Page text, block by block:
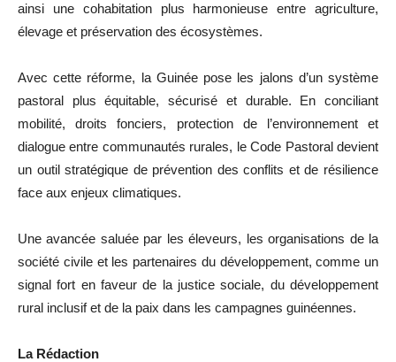
ainsi une cohabitation plus harmonieuse entre agriculture,
élevage et préservation des écosystèmes.
Avec cette réforme, la Guinée pose les jalons d’un système
pastoral plus équitable, sécurisé et durable. En conciliant
mobilité, droits fonciers, protection de l’environnement et
dialogue entre communautés rurales, le Code Pastoral devient
un outil stratégique de prévention des conflits et de résilience
face aux enjeux climatiques.
Une avancée saluée par les éleveurs, les organisations de la
société civile et les partenaires du développement, comme un
signal fort en faveur de la justice sociale, du développement
rural inclusif et de la paix dans les campagnes guinéennes.
La Rédaction